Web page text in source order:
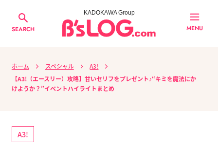
SEARCH
KADOKAWA Group
MENU
ホーム スペシャル
A3!
【A3!（エースリー）攻略】甘いセリフをプレゼント♪“キミを魔法にか
けようか？”イベントハイライトまとめ
A3!